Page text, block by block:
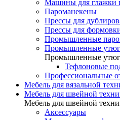
Машины для глажки
Пароманекены
Прессы для
Прессы для
Промышленные
Промышленные
Промышленные
Тефлоновые
Профессиональные
Мебель для вязальной
Мебель для швейной
Мебель для швейной
Аксессуары